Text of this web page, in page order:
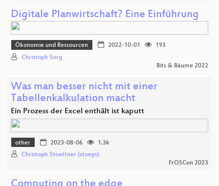
Digitale Planwirtschaft? Eine Einführung
Ökonomie und Ressourcen 2022-10-01
193
Christoph Sorg
Bits & Bäume 2022
Was man besser nicht mit einer
Tabellenkalkulation macht
Ein Prozess der Excel enthält ist kaputt
other 2023-08-06
1.3k
Christoph Stoettner (stoeps)
FrOSCon 2023